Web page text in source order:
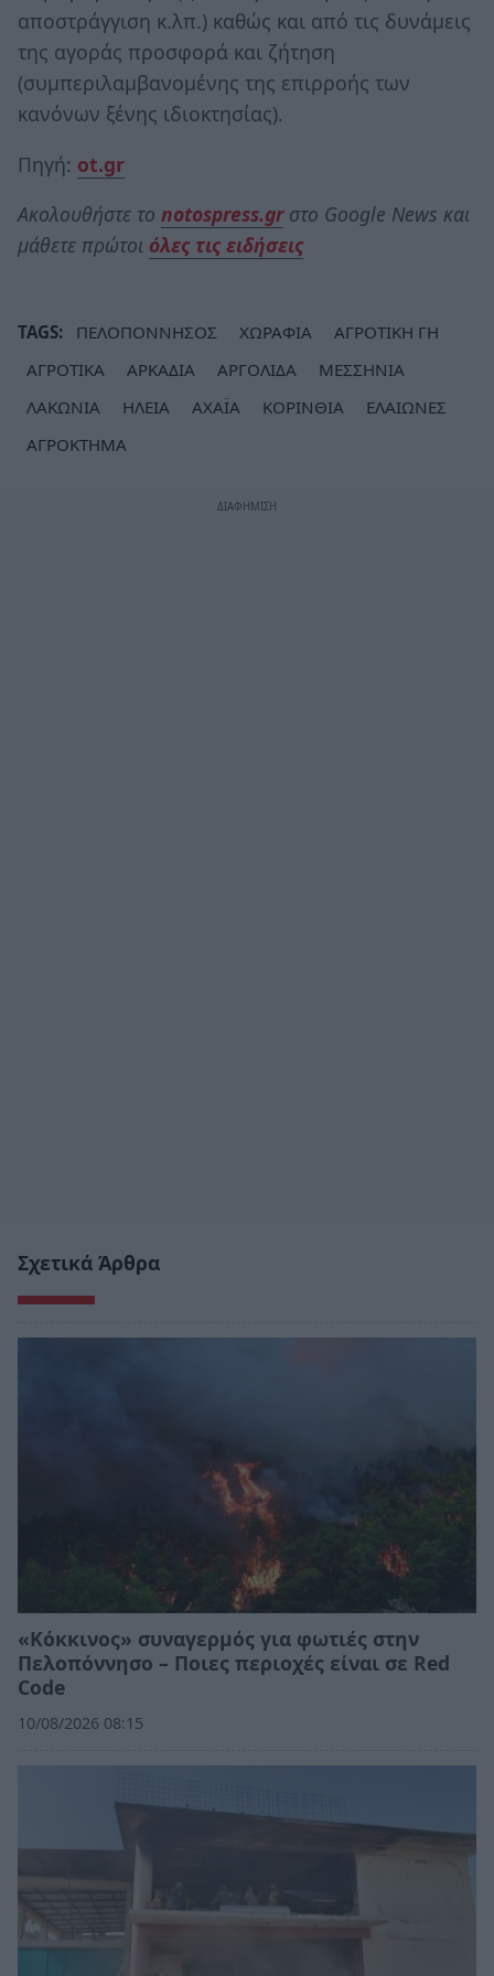
αποστράγγιση κ.λπ.) καθώς και από τις δυνάμεις
της αγοράς προσφορά και ζήτηση
(συμπεριλαμβανομένης της επιρροής των
κανόνων ξένης ιδιοκτησίας).
Πηγή: ot.gr
Ακολουθήστε το notospress.grστο Google News και
μάθετε πρώτοι όλες τις ειδήσεις
TAGS: ΠΕΛΟΠΟΝΝΗΣΟΣ ΧΩΡΑΦΙΑ
ΑΓΡΟΤΙΚΗ ΓΗ
ΑΓΡΟΤΙΚΑ
ΑΡΚΑΔΙΑ ΑΡΓΟΛΙΔΑ
ΜΕΣΣΗΝΙΑ
ΛΑΚΩΝΙΑ
ΗΛΕΙΑ ΑΧΑΪΑ ΚΟΡΙΝΘΙΑ
ΕΛΑΙΩΝΕΣ
ΑΓΡΟΚΤΗΜΑ
Σχετικά Άρθρα
«Κόκκινος» συναγερμός για φωτιές στην
Πελοπόννησο – Ποιες περιοχές είναι σε Red
Code
10/08/2026 08:15